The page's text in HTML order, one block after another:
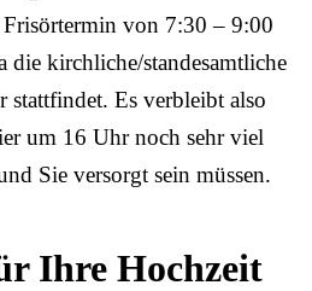
von 7:30 – 9:00
die kirchliche/standesamtliche
Es verbleibt also
um 16 Uhr noch sehr viel
Sie versorgt sein müssen.
Ihre Hochzeit